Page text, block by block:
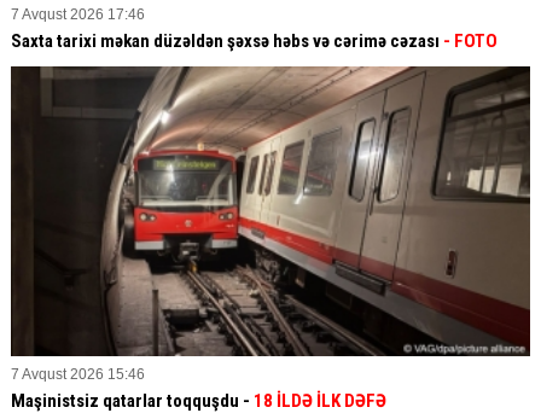
7 Avqust 2026 17:46
Saxta tarixi məkan düzəldən şəxsə həbs və cərimə cəzası - FOTO
7 Avqust 2026 15:46
Maşinistsiz qatarlar toqquşdu - 18 İLDƏ İLK DƏFƏ